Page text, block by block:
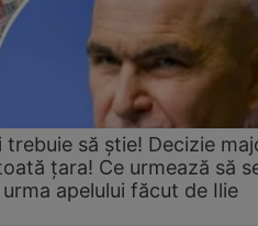
să știe! Decizie
țara! Ce urmează să
apelului făcut de Ilie